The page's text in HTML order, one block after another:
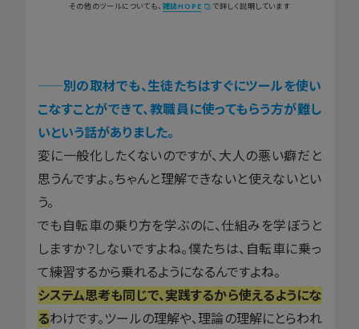
その他のツールについても、 雑誌HOPE で詳しく説明しています
——別の取材でも、生徒たちはすぐにツールを使い
こなすことができて、教職員に使ってもらう方が難し
いという話がありました。
変に一般化したくないのですが、大人の悪い癖だと
思うんですよ。ちゃんと理解できないと使えないとい
う。
でも自転車の乗り方を学ぶのに、仕組みを学ぼうと
しますか？しないですよね。僕たちは、自転車に乗っ
て練習するから乗れるようになるんですよね。
システム思考も同じで、実践するから使えるようにな
るわけです。ツールの理解や、理論の理解にとらわれ